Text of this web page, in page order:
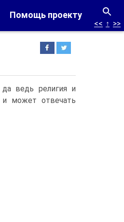
Помощь проекту
<< ↑ >>
ведь религия и
и может отвечать